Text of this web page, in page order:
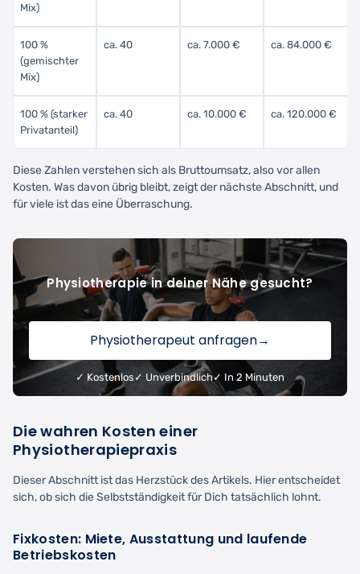
Mix)
100 %
(gemischter
Mix)
ca. 40 ca. 7.000 € ca. 84.000 €
100 % (starker
Privatanteil)
ca. 40 ca. 10.000 € ca. 120.000 €
Diese Zahlen verstehen sich als Bruttoumsatz, also vor allen
Kosten. Was davon übrig bleibt, zeigt der nächste Abschnitt, und
für viele ist das eine Überraschung.
Physiotherapie in deiner Nähe gesucht?
Physiotherapeut anfragen→
✓ Kostenlos ✓ Unverbindlich✓ In 2 Minuten
Die wahren Kosten einer
Physiotherapiepraxis
Dieser Abschnitt ist das Herzstück des Artikels. Hier entscheidet
sich, ob sich die Selbstständigkeit für Dich tatsächlich lohnt.
Fixkosten: Miete, Ausstattung und laufende
Betriebskosten